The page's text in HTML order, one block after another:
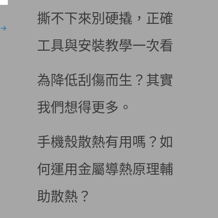
→
撕不下來別硬撬，正確
工具與安裝教學一次看
為降低刮傷而生？其實
我們想得更多。
手機殼散熱有用嗎？如
何運用金屬導熱原理輔
助散熱？